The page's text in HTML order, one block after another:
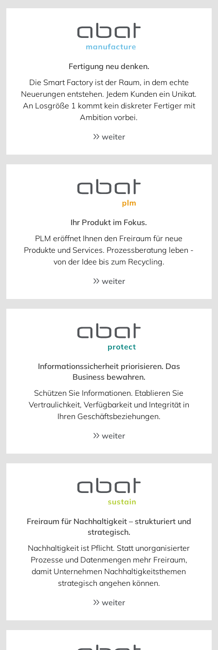
Fertigung neu denken.
Die Smart Factory ist der Raum, in dem echte
Neuerungen entstehen. Jedem Kunden ein Unikat.
An Losgröße 1 kommt kein diskreter Fertiger mit
Ambition vorbei.
weiter
Ihr Produkt im Fokus.
PLM eröffnet Ihnen den Freiraum für neue
Produkte und Services. Prozessberatung leben -
von der Idee bis zum Recycling.
weiter
Informationssicherheit priorisieren. Das
Business bewahren.
Schützen Sie Informationen. Etablieren Sie
Vertraulichkeit, Verfügbarkeit und Integrität in
Ihren Geschäftsbeziehungen.
weiter
Freiraum für Nachhaltigkeit – strukturiert und
strategisch.
Nachhaltigkeit ist Pflicht. Statt unorganisierter
Prozesse und Datenmengen mehr Freiraum,
damit Unternehmen Nachhaltigkeitsthemen
strategisch angehen können.
weiter